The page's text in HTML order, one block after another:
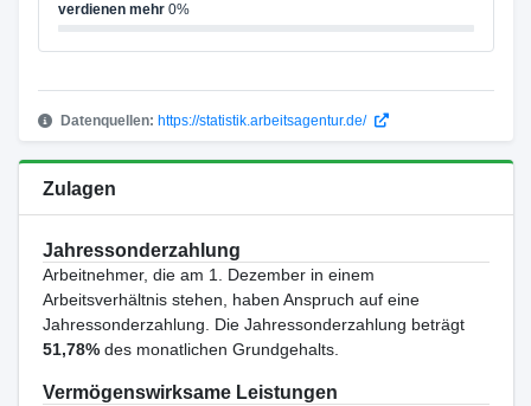
verdienen mehr0%
Datenquellen: https://statistik.arbeitsagentur.de/
Zulagen
Jahressonderzahlung
Arbeitnehmer, die am 1. Dezember in einem
Arbeitsverhältnis stehen, haben Anspruch auf eine
Jahressonderzahlung. Die Jahressonderzahlung beträgt
51,78%des monatlichen Grundgehalts.
Vermögenswirksame Leistungen